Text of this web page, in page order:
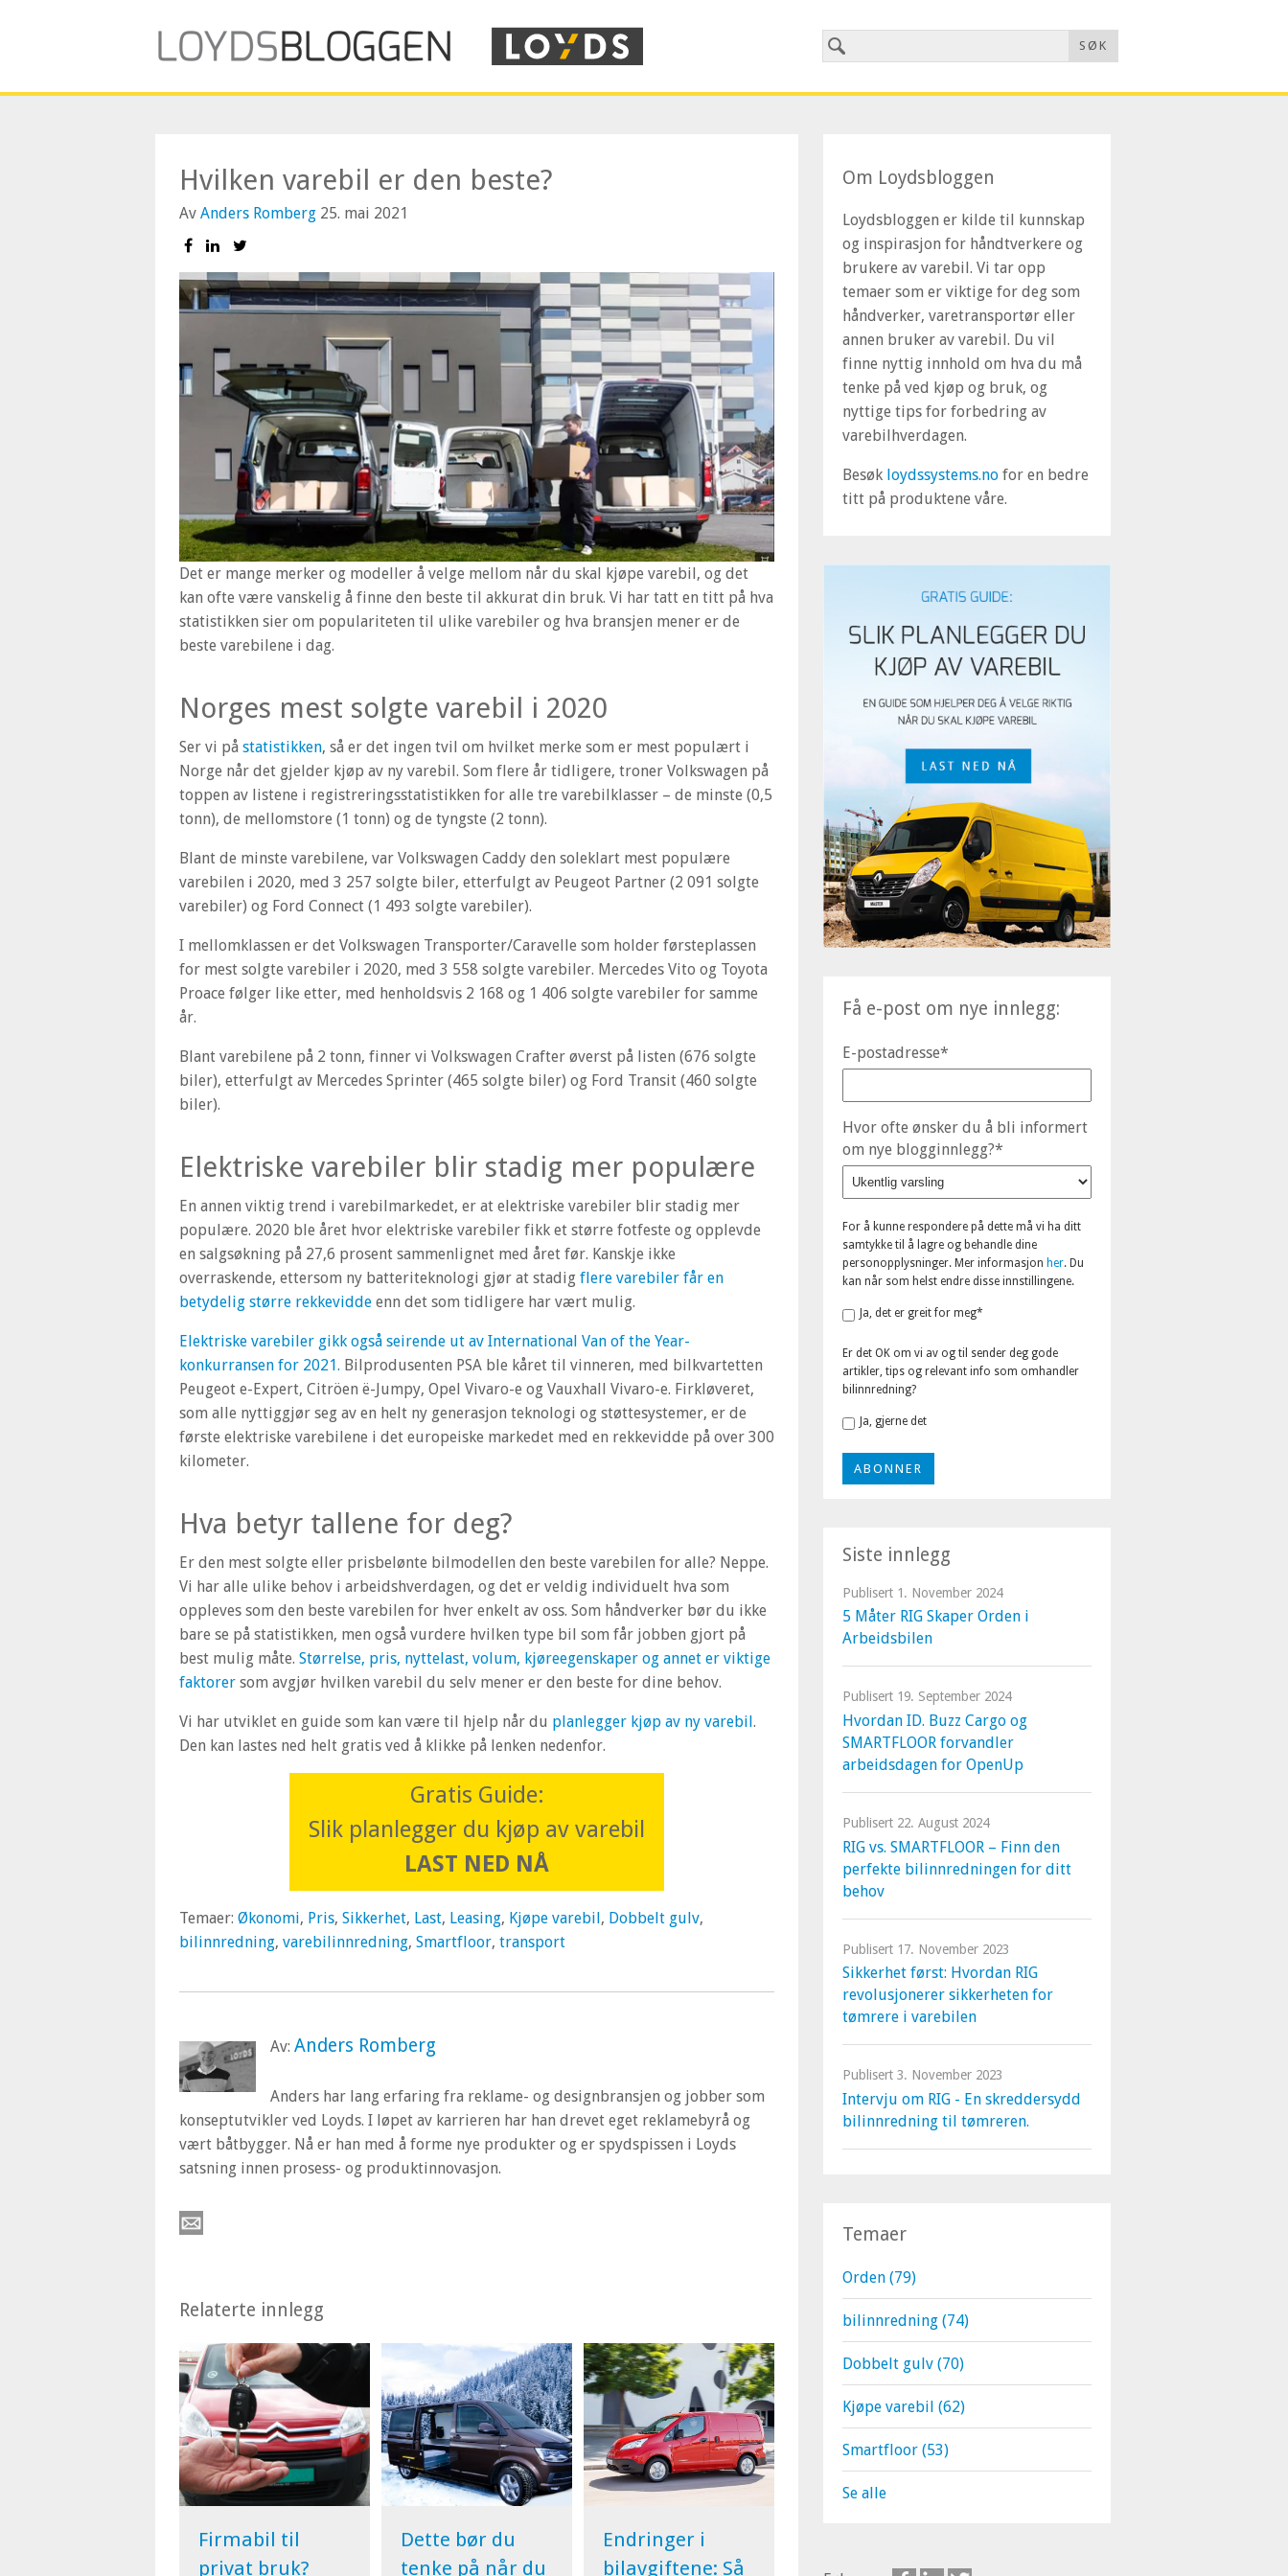
SØK
Hvilken varebil er den beste?
Av Anders Romberg 25. mai 2021
Det er mange merker og modeller å velge mellom når du skal kjøpe varebil, og det
kan ofte være vanskelig å finne den beste til akkurat din bruk. Vi har tatt en titt på hva
statistikken sier om populariteten til ulike varebiler og hva bransjen mener er de
beste varebilene i dag.
Norges mest solgte varebil i 2020
Ser vi på statistikken, så er det ingen tvil om hvilket merke som er mest populært i
Norge når det gjelder kjøp av ny varebil. Som flere år tidligere, troner Volkswagen på
toppen av listene i registreringsstatistikken for alle tre varebilklasser – de minste (0,5
tonn), de mellomstore (1 tonn) og de tyngste (2 tonn).
Blant de minste varebilene, var Volkswagen Caddy den soleklart mest populære
varebilen i 2020, med 3 257 solgte biler, etterfulgt av Peugeot Partner (2 091 solgte
varebiler) og Ford Connect (1 493 solgte varebiler).
I mellomklassen er det Volkswagen Transporter/Caravelle som holder førsteplassen
for mest solgte varebiler i 2020, med 3 558 solgte varebiler. Mercedes Vito og Toyota
Proace følger like etter, med henholdsvis 2 168 og 1 406 solgte varebiler for samme
år.
Blant varebilene på 2 tonn, finner vi Volkswagen Crafter øverst på listen (676 solgte
biler), etterfulgt av Mercedes Sprinter (465 solgte biler) og Ford Transit (460 solgte
biler).
Elektriske varebiler blir stadig mer populære
En annen viktig trend i varebilmarkedet, er at elektriske varebiler blir stadig mer
populære. 2020 ble året hvor elektriske varebiler fikk et større fotfeste og opplevde
en salgsøkning på 27,6 prosent sammenlignet med året før. Kanskje ikke
overraskende, ettersom ny batteriteknologi gjør at stadig flere varebiler får en
betydelig større rekkevidde enn det som tidligere har vært mulig.
Elektriske varebiler gikk også seirende ut av International Van of the Year-
konkurransen for 2021. Bilprodusenten PSA ble kåret til vinneren, med bilkvartetten
Peugeot e-Expert, Citröen ë-Jumpy, Opel Vivaro-e og Vauxhall Vivaro-e. Firkløveret,
som alle nyttiggjør seg av en helt ny generasjon teknologi og støttesystemer, er de
første elektriske varebilene i det europeiske markedet med en rekkevidde på over 300
kilometer.
Hva betyr tallene for deg?
Er den mest solgte eller prisbelønte bilmodellen den beste varebilen for alle? Neppe.
Vi har alle ulike behov i arbeidshverdagen, og det er veldig individuelt hva som
oppleves som den beste varebilen for hver enkelt av oss. Som håndverker bør du ikke
bare se på statistikken, men også vurdere hvilken type bil som får jobben gjort på
best mulig måte. Størrelse, pris, nyttelast, volum, kjøreegenskaper og annet er viktige
faktorer som avgjør hvilken varebil du selv mener er den beste for dine behov.
Vi har utviklet en guide som kan være til hjelp når du planlegger kjøp av ny varebil .
Den kan lastes ned helt gratis ved å klikke på lenken nedenfor.
Gratis Guide:
Slik planlegger du kjøp av varebil
LAST NED NÅ
Temaer: Økonomi, Pris, Sikkerhet, Last, Leasing, Kjøpe varebil , Dobbelt gulv,
bilinnredning, varebilinnredning, Smartfloor, transport
Av: Anders Romberg
Anders har lang erfaring fra reklame- og designbransjen og jobber som
konseptutvikler ved Loyds. I løpet av karrieren har han drevet eget reklamebyrå og
vært båtbygger. Nå er han med å forme nye produkter og er spydspissen i Loyds
satsning innen prosess- og produktinnovasjon.
Relaterte innlegg
Firmabil til
privat bruk?
Dette bør du
tenke på når du
Endringer i
bilavgiftene: Så
Om Loydsbloggen
Loydsbloggen er kilde til kunnskap
og inspirasjon for håndtverkere og
brukere av varebil. Vi tar opp
temaer som er viktige for deg som
håndverker, varetransportør eller
annen bruker av varebil. Du vil
finne nyttig innhold om hva du må
tenke på ved kjøp og bruk, og
nyttige tips for forbedring av
varebilhverdagen.
Besøk loydssystems.no for en bedre
titt på produktene våre.
Få e-post om nye innlegg:
E-postadresse*
Hvor ofte ønsker du å bli informert
om nye blogginnlegg?*
For å kunne respondere på dette må vi ha ditt
samtykke til å lagre og behandle dine
personopplysninger. Mer informasjon her. Du
kan når som helst endre disse innstillingene.
Ja, det er greit for meg*
Er det OK om vi av og til sender deg gode
artikler, tips og relevant info som omhandler
bilinnredning?
Ja, gjerne det
Siste innlegg
5 Måter RIG Skaper Orden i
Arbeidsbilen
Publisert 1. November 2024
Hvordan ID. Buzz Cargo og
SMARTFLOOR forvandler
arbeidsdagen for OpenUp
Publisert 19. September 2024
RIG vs. SMARTFLOOR – Finn den
perfekte bilinnredningen for ditt
behov
Publisert 22. August 2024
Sikkerhet først: Hvordan RIG
revolusjonerer sikkerheten for
tømrere i varebilen
Publisert 17. November 2023
Intervju om RIG - En skreddersydd
bilinnredning til tømreren.
Publisert 3. November 2023
Temaer
Orden(79)
bilinnredning(74)
Dobbelt gulv(70)
Kjøpe varebil(62)
Smartfloor(53)
Se alle